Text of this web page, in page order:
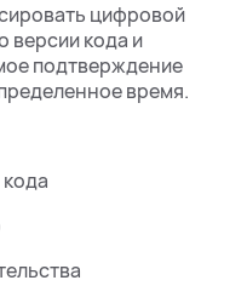
цифровой
версии кода и
подтверждение
время.